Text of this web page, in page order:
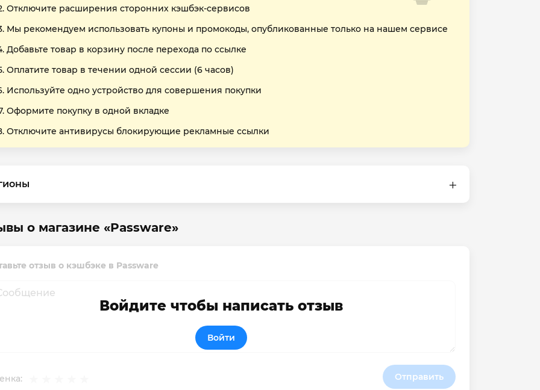
Отключите расширения сторонних кэшбэк-сервисов
Мы рекомендуем использовать купоны и промокоды, опубликованные только на нашем сервисе
Добавьте товар в корзину после перехода по ссылке
Оплатите товар в течении одной сессии (6 часов)
Используйте одно устройство для совершения покупки
Оформите покупку в одной вкладке
Отключите антивирусы блокирующие рекламные ссылки
о магазине «Passware»
отзыв о кэшбэке в Passware
Отправить
Войдите чтобы написать отзыв
Войти